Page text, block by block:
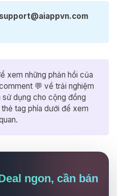
support@aiappvn.com
xem những phản hồi của
💬 về trải nghiệm
sử dụng cho cộng đồng
tag phía dưới để xem
ngon, cần bán
1 năm
-64%
Pro
-68%